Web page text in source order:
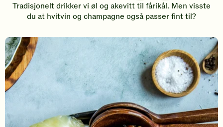
Tradisjonelt drikker vi øl og akevitt til fårikål. Men visste
du at hvitvin og champagne også passer fint til?